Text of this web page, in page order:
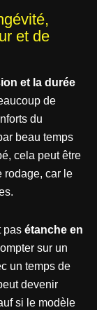
et de
et la durée
de
du
beau temps
cela peut être
rodage, car le
pas étanche en
sur un
un temps de
devenir
si le modèle